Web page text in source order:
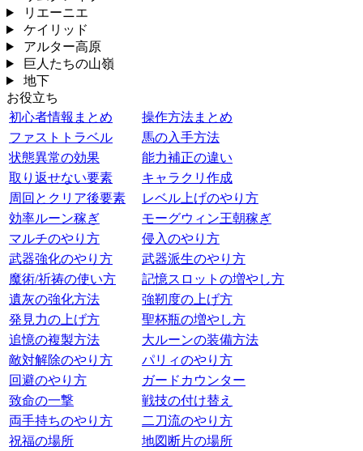
リエーニエ
ケイリッド
アルター高原
巨人たちの山嶺
地下
お役立ち
初心者情報まとめ
操作方法まとめ
ファストトラベル
馬の入手方法
状態異常の効果
能力補正の違い
取り返せない要素
キャラクリ作成
周回とクリア後要素
レベル上げのやり方
効率ルーン稼ぎ
モーグウィン王朝稼ぎ
マルチのやり方
侵入のやり方
武器強化のやり方
武器派生のやり方
魔術/祈祷の使い方
記憶スロットの増やし方
遺灰の強化方法
強靭度の上げ方
発見力の上げ方
聖杯瓶の増やし方
追憶の複製方法
大ルーンの装備方法
敵対解除のやり方
パリィのやり方
回避のやり方
ガードカウンター
致命の一撃
戦技の付け替え
両手持ちのやり方
二刀流のやり方
祝福の場所
地図断片の場所